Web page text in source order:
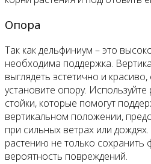
Опора
Так как дельфиниум – это
необходима поддержка.
выглядеть эстетично и
установите опору.
стойки, которые помогут
вертикальном положении,
при сильных ветрах или
растению не только сохранить
вероятность повреждений.